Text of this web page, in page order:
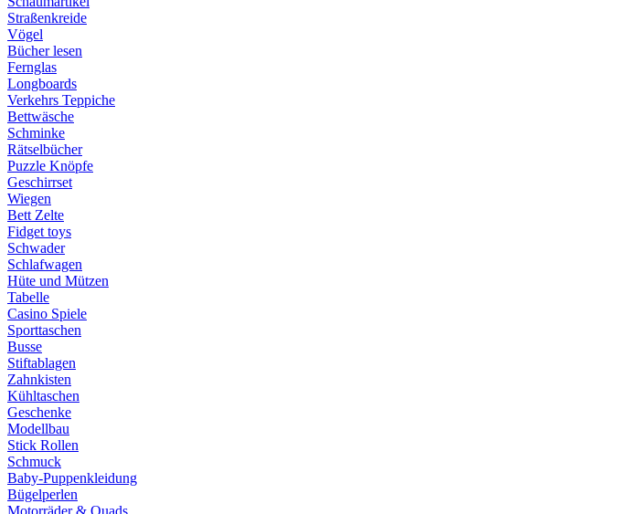
Straßenkreide
Vögel
Bücher lesen
Fernglas
Longboards
Verkehrs Teppiche
Bettwäsche
Schminke
Rätselbücher
Puzzle Knöpfe
Geschirrset
Wiegen
Bett Zelte
Fidget toys
Schwader
Schlafwagen
Hüte und Mützen
Tabelle
Casino Spiele
Sporttaschen
Busse
Stiftablagen
Zahnkisten
Kühltaschen
Geschenke
Modellbau
Stick Rollen
Schmuck
Baby-Puppenkleidung
Bügelperlen
Motorräder & Quads